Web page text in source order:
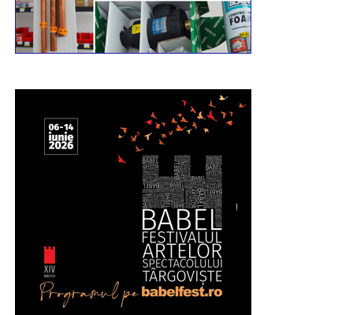
Mai multe video pe pagina de Facebook
Urmărește Incomod Media și pe Google News
RECLAMA